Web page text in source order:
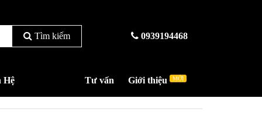
Tìm kiếm 0939194468
Hệ Tư vấn Giới thiệu MỚI